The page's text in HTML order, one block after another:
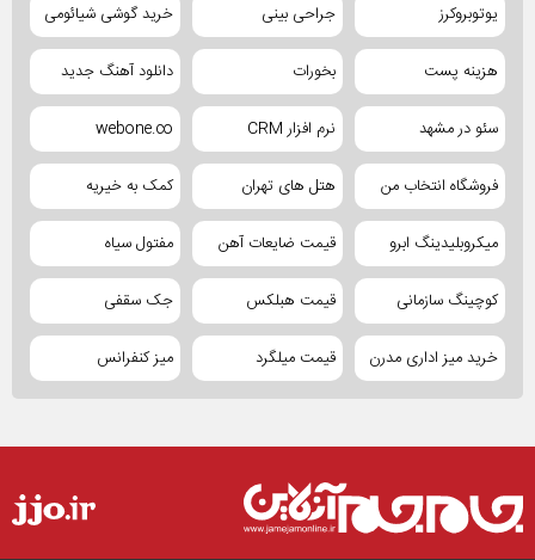
یوتوبروکرز جراحی بینی خرید گوشی شیائومی
هزینه پست بخورات دانلود آهنگ جدید
سئو در مشهد نرم افزار CRM webone.co
فروشگاه انتخاب من هتل های تهران کمک به خیریه
میکروبلیدینگ ابرو قیمت ضایعات آهن مفتول سیاه
کوچینگ سازمانی قیمت هبلکس جک سقفی
خرید میز اداری مدرن قیمت میلگرد میز کنفرانس